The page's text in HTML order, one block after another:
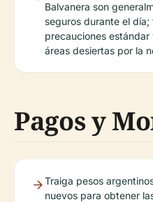
Balvanera son
seguros durante el día;
precauciones estándar
áreas desiertas por la
Pagos y
Traiga pesos
nuevos para obtener